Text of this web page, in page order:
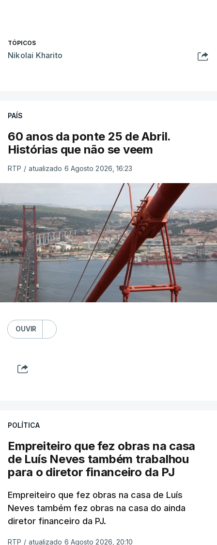
TÓPICOS
Nikolai Kharito
PAÍS
60 anos da ponte 25 de Abril.
Histórias que não se veem
RTP / atualizado 6 Agosto 2026, 16:23
OUVIR
POLÍTICA
Empreiteiro que fez obras na casa
de Luís Neves também trabalhou
para o diretor financeiro da PJ
Empreiteiro que fez obras na casa de Luís
Neves também fez obras na casa do ainda
diretor financeiro da PJ.
RTP / atualizado 6 Agosto 2026, 20:10